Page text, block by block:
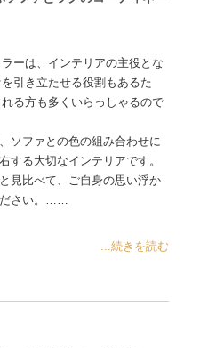
ーは、インテリアの主役とな
引き立たせる役割もあるた
る方も多くいらっしゃるので
ソファとの色の組み合わせに
する大切なインテリアです。
見比べて、ご自身の思い浮か
ださい。……
...続きを読む